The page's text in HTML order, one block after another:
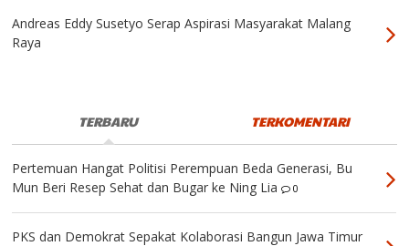
Andreas Eddy Susetyo Serap Aspirasi Masyarakat Malang
Raya
TERBARU TERKOMENTARI
Pertemuan Hangat Politisi Perempuan Beda Generasi, Bu
Mun Beri Resep Sehat dan Bugar ke Ning Lia
0
PKS dan Demokrat Sepakat Kolaborasi Bangun Jawa Timur